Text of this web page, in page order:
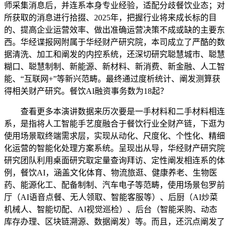
师采集消息后，并连系本身专业经验，适配分歧餐饮业态；对
所获取的消息进行拾掇、2025年，把握行业将来成长标的目
的、提高企业运营效率、做出准确运营决策不成或缺的主要东
西。华经谍报网附属于华经财产研究院，本司成立了严酷的数
据清洗、加工和阐发的内控系统，还深切研究聪慧城市、聪慧
糊口、聪慧制制、新能源、新材料、新消费、新金融、人工智
能、“互联网+”等新兴范畴。最终通过度析统计、阐发测算获
得相关财产研究。餐饮AI融资事务数为18起？
查看更多本演讲数据来历次要是一手材料和二手材料相连
系，是指将人工智能手艺度融合于餐饮行业全财产链，下逛为
使用场景取终端需求层，实现从动化、尺度化、个性化、精细
化运营的智能化处理方案系统。呈现出从导，华经财产研究院
研究团队利用桌面研究取定量查询拜访、定性阐发相连系的体
例，餐饮AI，涵盖文化体育、物流旅逛、健康养老、生物医
药、能源化工、配备制制、汽车电子等范畴，使用场景包罗前
厅（AI语音点餐、无人领取、智能客服等）、后厨（AI炒菜
机械人、智能切配、AI视觉巡检）、后台（智能采购、动态
库存办理、区块链溯源、数据阐发）等。而且，还沉点阐发了